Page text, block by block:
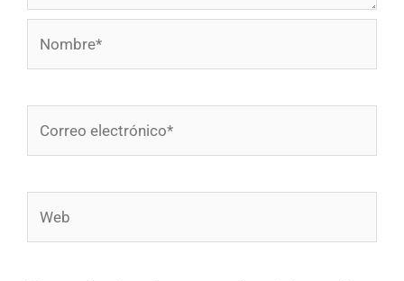
electrónico*